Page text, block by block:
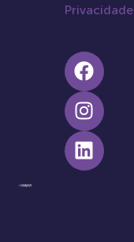
Privacidade